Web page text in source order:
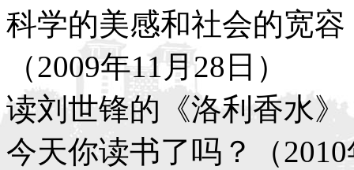
科学的美感和社会的宽
（2009年11月28日）
读刘世锋的《洛利香水》
今天你读书了吗？（